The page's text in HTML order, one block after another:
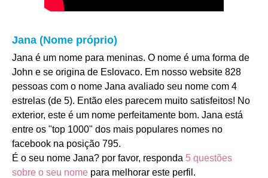
Jana (Nome próprio)
Jana é um nome para meninas. O nome é uma forma de
John e se origina de Eslovaco. Em nosso website 828
pessoas com o nome Jana avaliado seu nome com 4
estrelas (de 5). Então eles parecem muito satisfeitos! No
exterior, este é um nome perfeitamente bom. Jana está
entre os "top 1000" dos mais populares nomes no
facebook na posição 795.
É o seu nome Jana? por favor, responda 5 questões
sobre o seu nome para melhorar este perfil.